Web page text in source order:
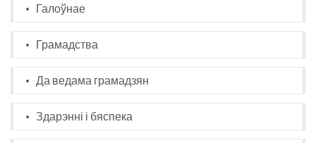
Галоўнае
Грамадства
Да ведама грамадзян
Здарэнні і бяспека